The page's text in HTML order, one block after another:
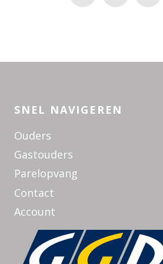
SNEL NAVIGEREN
Ouders
Gastouders
Parelopvang
Contact
Account